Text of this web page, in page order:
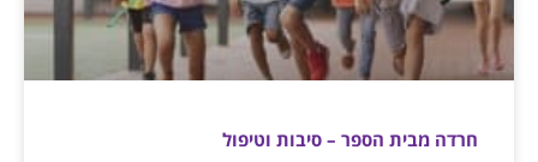
חרדה מבית הספר – סיבות וטיפול